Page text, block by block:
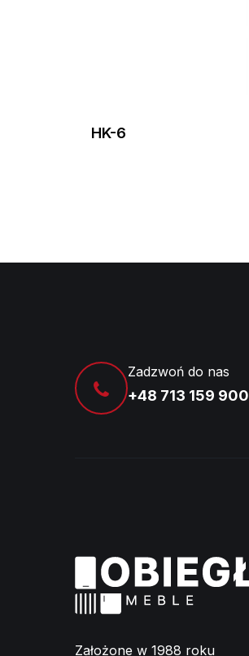
HK-6
Zadzwoń do nas
+48 713 159 900
Założone w 1988 roku